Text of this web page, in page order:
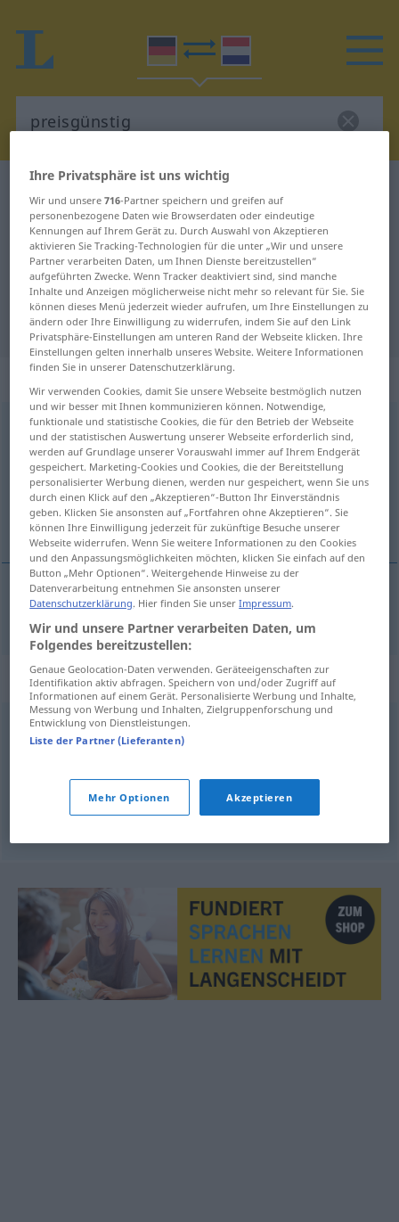
Deutsch-Niederländisch Wörterbuch
Deutsch-Niederländisch
Übersetzung für "preisgünstig"
"preisgünstig" Niederländisch
Übersetzung
„preisgünstig“
preisgünstig
Übersicht aller Übersetzungen
(Für mehr Details die Übersetzung anklicken/antippen)
voordelig
voordelig preisgünstig
Synonyme für "preisgünstig"
bezahlbar,preiswert,günstig
kostengünstig
Ihre Privatsphäre ist uns wichtig
Wir und unsere716-Partner speichern und greifen auf
personenbezogene Daten wie Browserdaten oder eindeutige
Kennungen auf Ihrem Gerät zu. Durch Auswahl von Akzeptieren
aktivieren Sie Tracking-Technologien für die unter „Wir und unsere
Partner verarbeiten Daten, um Ihnen Dienste bereitzustellen“
aufgeführten Zwecke. Wenn Tracker deaktiviert sind, sind manche
Inhalte und Anzeigen möglicherweise nicht mehr so relevant für Sie. Sie
können dieses Menü jederzeit wieder aufrufen, um Ihre Einstellungen zu
ändern oder Ihre Einwilligung zu widerrufen, indem Sie auf den Link
Privatsphäre-Einstellungen am unteren Rand der Webseite klicken. Ihre
Einstellungen gelten innerhalb unseres Website. Weitere Informationen
finden Sie in unserer Datenschutzerklärung.
Wir verwenden Cookies, damit Sie unsere Webseite bestmöglich nutzen
und wir besser mit Ihnen kommunizieren können. Notwendige,
funktionale und statistische Cookies, die für den Betrieb der Webseite
und der statistischen Auswertung unserer Webseite erforderlich sind,
werden auf Grundlage unserer Vorauswahl immer auf Ihrem Endgerät
gespeichert. Marketing-Cookies und Cookies, die der Bereitstellung
personalisierter Werbung dienen, werden nur gespeichert, wenn Sie uns
durch einen Klick auf den „Akzeptieren“-Button Ihr Einverständnis
geben. Klicken Sie ansonsten auf „Fortfahren ohne Akzeptieren“. Sie
können Ihre Einwilligung jederzeit für zukünftige Besuche unserer
Webseite widerrufen. Wenn Sie weitere Informationen zu den Cookies
und den Anpassungsmöglichkeiten möchten, klicken Sie einfach auf den
Button „Mehr Optionen“. Weitergehende Hinweise zu der
Datenverarbeitung entnehmen Sie ansonsten unserer
Datenschutzerklärung. Hier finden Sie unserImpressum.
Wir und unsere Partner verarbeiten Daten, um
Folgendes bereitzustellen:
Genaue Geolocation-Daten verwenden. Geräteeigenschaften zur
Identifikation aktiv abfragen. Speichern von und/oder Zugriff auf
Informationen auf einem Gerät. Personalisierte Werbung und Inhalte,
Messung von Werbung und Inhalten, Zielgruppenforschung und
Entwicklung von Dienstleistungen.
Liste der Partner (Lieferanten)
Mehr Optionen Akzeptieren